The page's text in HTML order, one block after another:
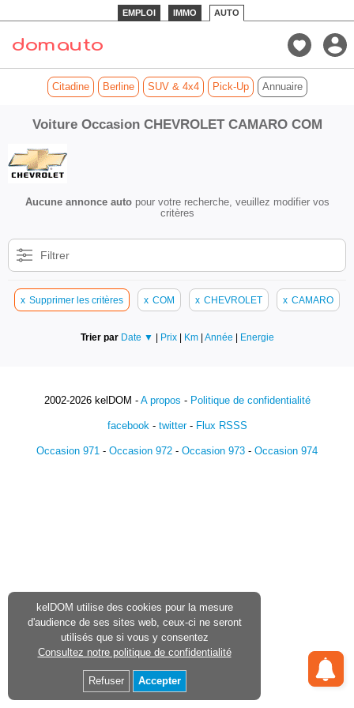
EMPLOI IMMO AUTO
Citadine Berline SUV & 4x4 Pick-Up Annuaire
Voiture Occasion CHEVROLET CAMARO COM
Aucune annonce autopour votre recherche, veuillez modifier vos
critères
Filtrer
x Supprimer les critères x COM x CHEVROLET x CAMARO
Trier par Date ▼ | Prix | Km | Année | Energie
2002-2026 kelDOM - A propos - Politique de confidentialité
facebook- twitter- Flux RSSS
Occasion 971 - Occasion 972 - Occasion 973 - Occasion 974
kelDOM utilise des cookies pour la mesure
d'audience de ses sites web, ceux-ci ne seront
utilisés que si vous y consentez
Consultez notre politique de confidentialité
Refuser Accepter